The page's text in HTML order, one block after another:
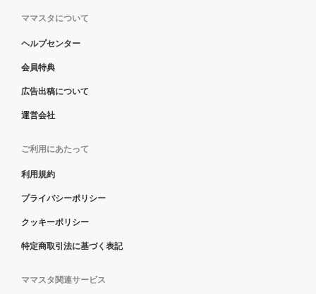
ママスタについて
ヘルプセンター
会員特典
広告出稿について
運営会社
ご利用にあたって
利用規約
プライバシーポリシー
クッキーポリシー
特定商取引法に基づく表記
ママスタ関連サービス